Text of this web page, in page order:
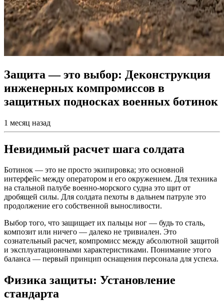
Защита — это выбор: Деконструкция
инженерных компромиссов в
защитных подносках военных ботинок
1 месяц назад
Невидимый расчет шага солдата
Ботинок — это не просто экипировка; это основной
интерфейс между оператором и его окружением. Для техника
на стальной палубе военно-морского судна это щит от
дробящей силы. Для солдата пехоты в дальнем патруле это
продолжение его собственной выносливости.
Выбор того, что защищает их пальцы ног — будь то сталь,
композит или ничего — далеко не тривиален. Это
сознательный расчет, компромисс между абсолютной защитой
и эксплуатационными характеристиками. Понимание этого
баланса — первый принцип оснащения персонала для успеха.
Физика защиты: Установление
стандарта